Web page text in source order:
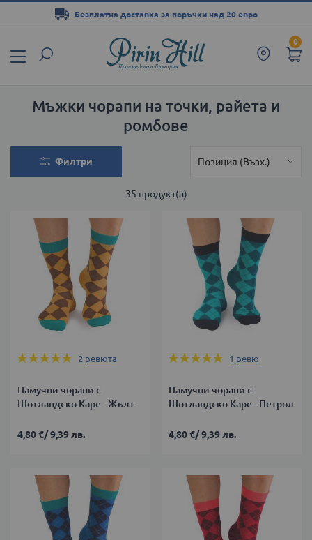
0
Безплатна доставка за поръчки над 20 евро
съдържанието
Мъжки чорапи на точки, райета и
ромбове
Филтри
35 продукт(а)
Оценка:
2 ревюта
Памучни чорапи с
Шотландско Каре - Жълт
4,80 €/9,39 лв.
Оценка:
1 ревю
Памучни чорапи с
Шотландско Каре - Петрол
4,80 €/9,39 лв.